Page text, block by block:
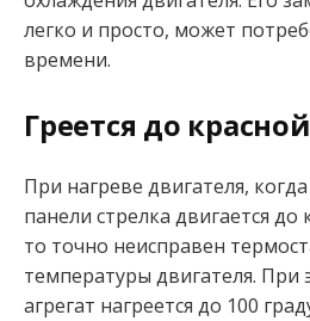
легко и просто, может
времени.
Греется до
При нагреве двигателя,
панели стрелка двигается до
то точно неисправен
температуры двигателя. При
агрегат нагреется до 100